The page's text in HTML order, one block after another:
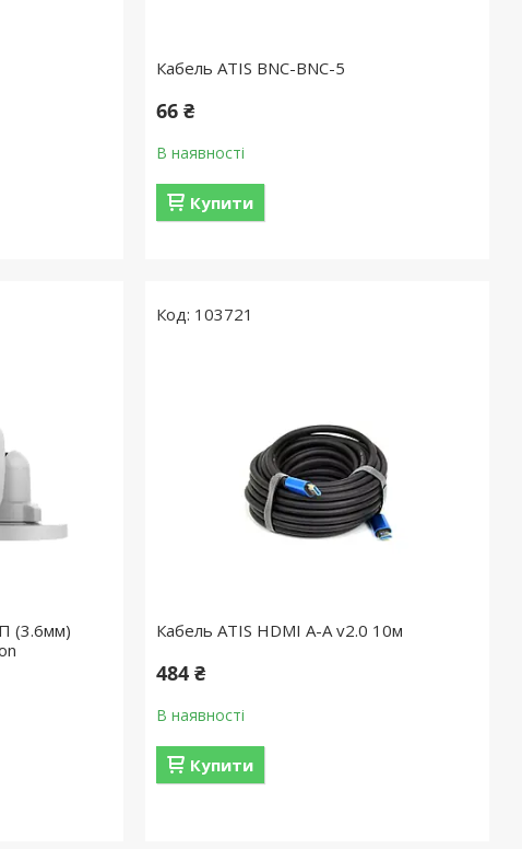
Кабель ATIS BNC-BNC-5
66 ₴
В наявності
Купити
(3.6мм)
103721
Кабель ATIS HDMI A-A v2.0 10м
484 ₴
В наявності
Купити